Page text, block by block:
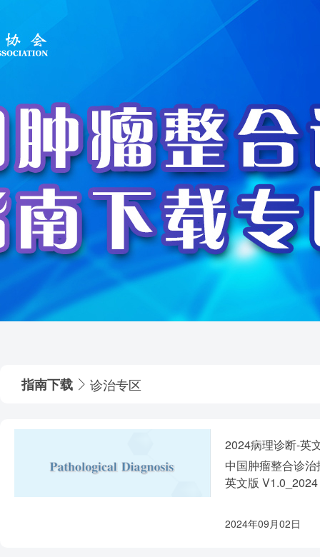
指南下载 诊治专区
2024病理诊断-英
中国肿瘤整合诊
英文版
2024年09月02日